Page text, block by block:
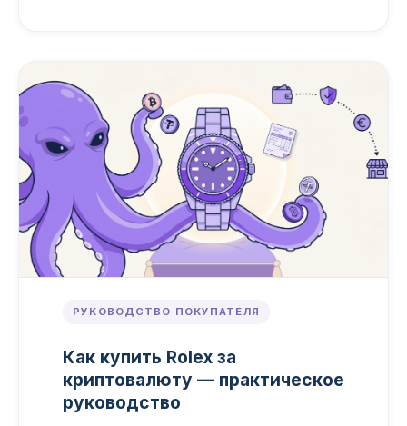
РУКОВОДСТВО ПОКУПАТЕЛЯ
Как купить Rolex за
криптовалюту — практическое
руководство